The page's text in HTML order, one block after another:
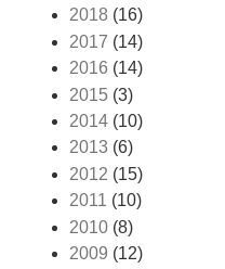
2018 (16)
2017 (14)
2016 (14)
2015 (3)
2014 (10)
2013 (6)
2012 (15)
2011 (10)
2010 (8)
2009 (12)